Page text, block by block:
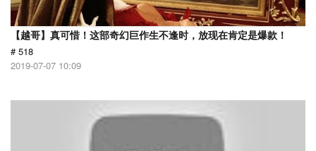
【越哥】真可惜！这部奇幻巨作生不逢时，放现在肯定是爆款！
# 518
2019-07-07 10:09